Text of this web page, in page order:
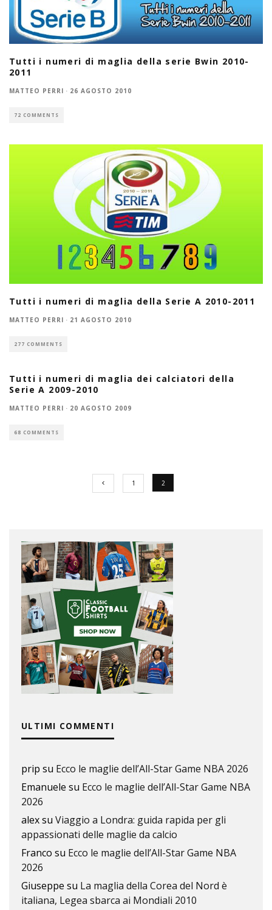
Tutti i numeri di maglia della serie Bwin 2010-
2011
MATTEO PERRI · 26 AGOSTO 2010
72 COMMENTS
Tutti i numeri di maglia della Serie A 2010-2011
MATTEO PERRI · 21 AGOSTO 2010
277 COMMENTS
Tutti i numeri di maglia dei calciatori della
Serie A 2009-2010
MATTEO PERRI · 20 AGOSTO 2009
68 COMMENTS
1 2
ULTIMI COMMENTI
prip su Ecco le maglie dell’All-Star Game NBA 2026
Emanuele su Ecco le maglie dell’All-Star Game NBA
2026
alexsu Viaggio a Londra: guida rapida per gli
appassionati delle maglie da calcio
Franco su Ecco le maglie dell’All-Star Game NBA
2026
Giuseppe su La maglia della Corea del Nord è
italiana, Legea sbarca ai Mondiali 2010